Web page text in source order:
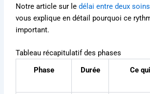
Notre article sur ledélai entre deux
vous explique en détail pourquoi ce
important.
Tableau récapitulatif des phases
Phase
Durée Ce